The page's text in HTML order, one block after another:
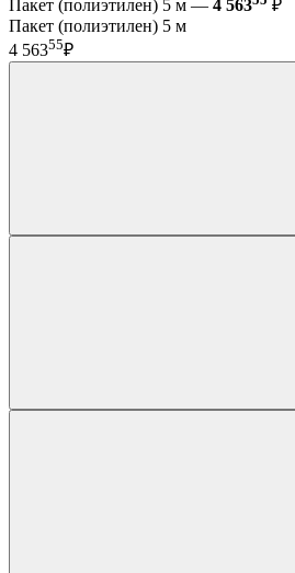
Пакет (полиэтилен) 5 м — 4 563
₽
Пакет (полиэтилен) 5 м
4 56355₽